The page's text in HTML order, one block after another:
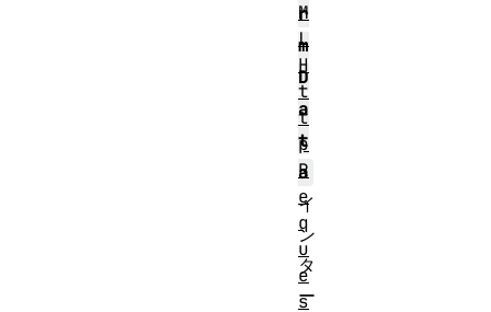
r
m
D
a
t
a
イ
ン
タ
ー
M
L
H
t
t
p
R
e
q
u
e
s